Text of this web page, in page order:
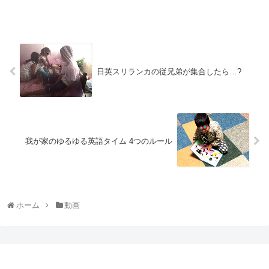
日英スリランカの従兄弟が集合したら…?
我が家のゆるゆる英語タイム 4つのルール
ホーム 動画